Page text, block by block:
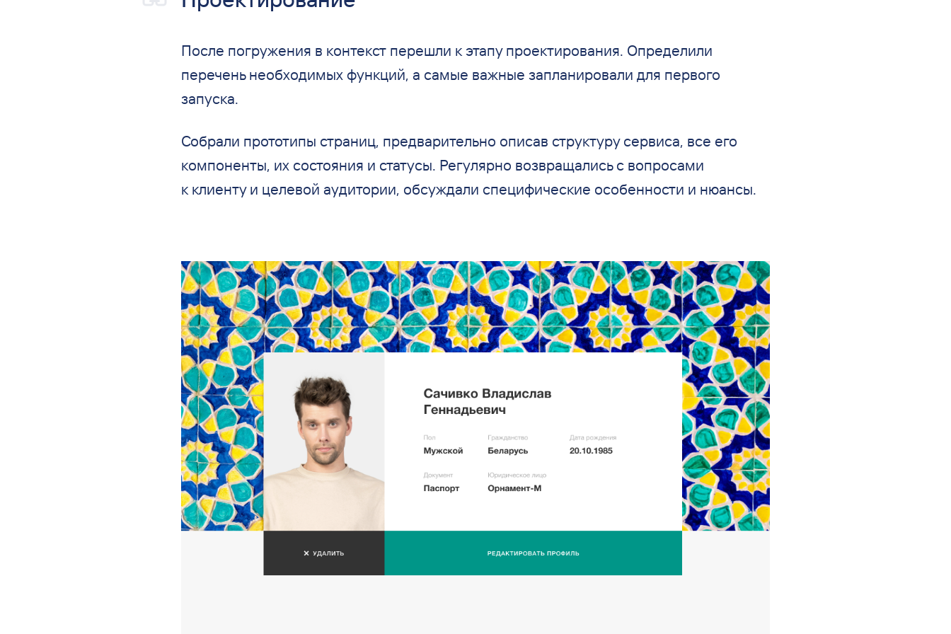
После погружения в контекст перешли к этапу проектирования. Определили
перечень необходимых функций, а самые важные запланировали для первого
запуска.
Собрали прототипы страниц, предварительно описав структуру сервиса, все его
компоненты, их состояния и статусы. Регулярно возвращались с вопросами
к клиенту и целевой аудитории, обсуждали специфические особенности и нюансы.